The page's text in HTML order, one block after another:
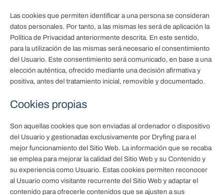
Las cookies que permiten identificar a una persona se consideran
datos personales. Por tanto, a las mismas les será de aplicación la
Política de Privacidad anteriormente descrita. En este sentido,
para la utilización de las mismas será necesario el consentimiento
del Usuario. Este consentimiento será comunicado, en base a una
elección auténtica, ofrecido mediante una decisión afirmativa y
positiva, antes del tratamiento inicial, removible y documentado.
Cookies propias
Son aquellas cookies que son enviadas al ordenador o dispositivo
del Usuario y gestionadas exclusivamente por Dryfing para el
mejor funcionamiento del Sitio Web. La información que se recaba
se emplea para mejorar la calidad del Sitio Web y su Contenido y
su experiencia como Usuario. Estas cookies permiten reconocer
al Usuario como visitante recurrente del Sitio Web y adaptar el
contenido para ofrecerle contenidos que se ajusten a sus